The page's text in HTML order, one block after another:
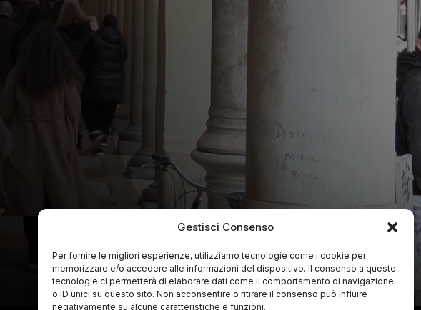
Gestisci Consenso
Per fornire le migliori esperienze, utilizziamo tecnologie come i cookie per
memorizzare e/o accedere alle informazioni del dispositivo. Il consenso a queste
tecnologie ci permetterà di elaborare dati come il comportamento di navigazione
o ID unici su questo sito. Non acconsentire o ritirare il consenso può influire
negativamente su alcune caratteristiche e funzioni.